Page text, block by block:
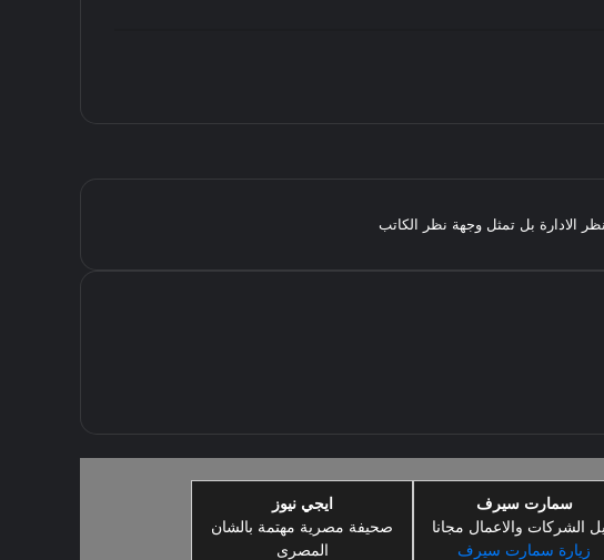
نظر الادارة بل تمثل وجهة نظر الكاتب
سمارت سيرف
الشركات والاعمال مجانا
زيارة سمارت سيرف
ايجي نيوز
صحيفة مصرية مهتمة بالشان
المصرى